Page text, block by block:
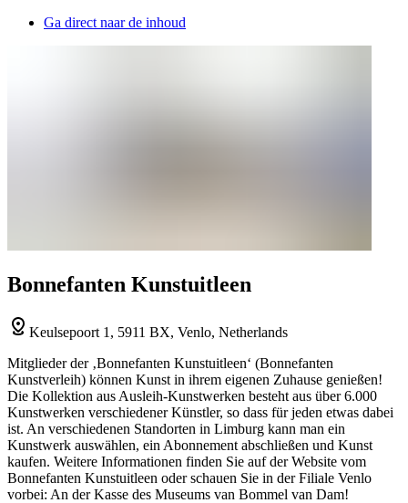
Ga direct naar de inhoud
Bonnefanten Kunstuitleen
Keulsepoort 1, 5911 BX, Venlo, Netherlands
Mitglieder der ‚Bonnefanten Kunstuitleen‘ (Bonnefanten
Kunstverleih) können Kunst in ihrem eigenen Zuhause genießen!
Die Kollektion aus Ausleih-Kunstwerken besteht aus über 6.000
Kunstwerken verschiedener Künstler, so dass für jeden etwas dabei
ist. An verschiedenen Standorten in Limburg kann man ein
Kunstwerk auswählen, ein Abonnement abschließen und Kunst
kaufen. Weitere Informationen finden Sie auf der Website vom
Bonnefanten Kunstuitleen oder schauen Sie in der Filiale Venlo
vorbei: An der Kasse des Museums van Bommel van Dam!